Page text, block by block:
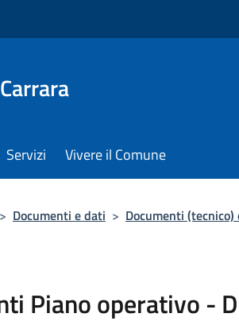
Servizi Vivere il Comune
> Documenti e dati > Documenti
Piano operativo -